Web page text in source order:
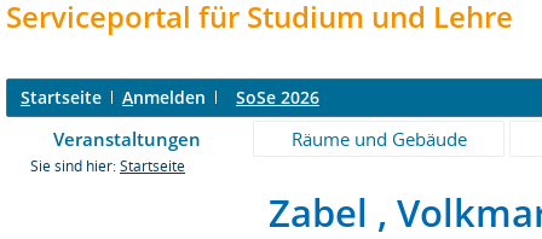
Serviceportal für Studium und Lehre
Startseite Anmelden SoSe 2026
Veranstaltungen Räume und Gebäude
Sie sind hier: Startseite
Zabel ,